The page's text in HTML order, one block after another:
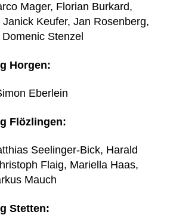
Mager, Florian Burkard,
Keufer, Jan Rosenberg,
Stenzel
Horgen:
Eberlein
Flözlingen:
Seelinger-Bick, Harald
Flaig, Mariella Haas,
Mauch
Stetten: